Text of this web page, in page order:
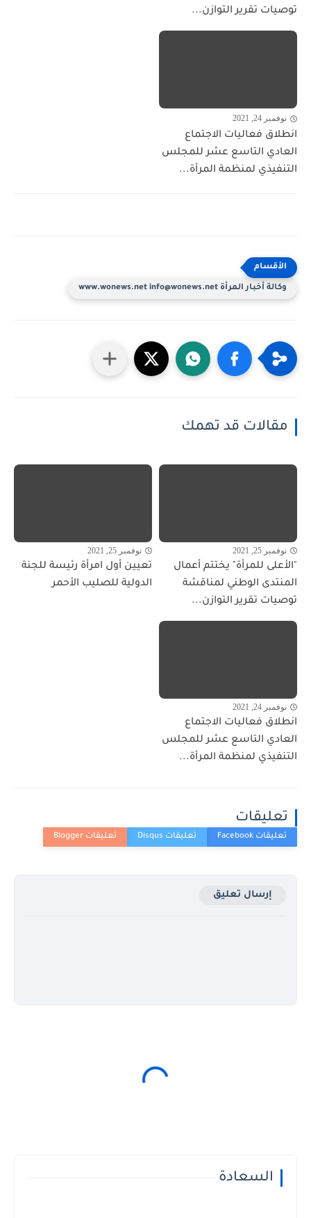
توصيات تقرير التوازن...
نوفمبر 24, 2021
انطلاق فعاليات الاجتماع
العادي التاسع عشر للمجلس
التنفيذي لمنظمة المرأة...
وكالة أخبار المرأة www.wonews.net info@wonews.net
مقالات قد تهمك
نوفمبر 25, 2021
"الأعلى للمرأة" يختتم أعمال
المنتدى الوطني لمناقشة
توصيات تقرير التوازن...
نوفمبر 25, 2021
تعيين أول امرأة رئيسة للجنة
الدولية للصليب الأحمر
نوفمبر 24, 2021
انطلاق فعاليات الاجتماع
العادي التاسع عشر للمجلس
التنفيذي لمنظمة المرأة...
تعليقات
إرسال تعليق
السعادة